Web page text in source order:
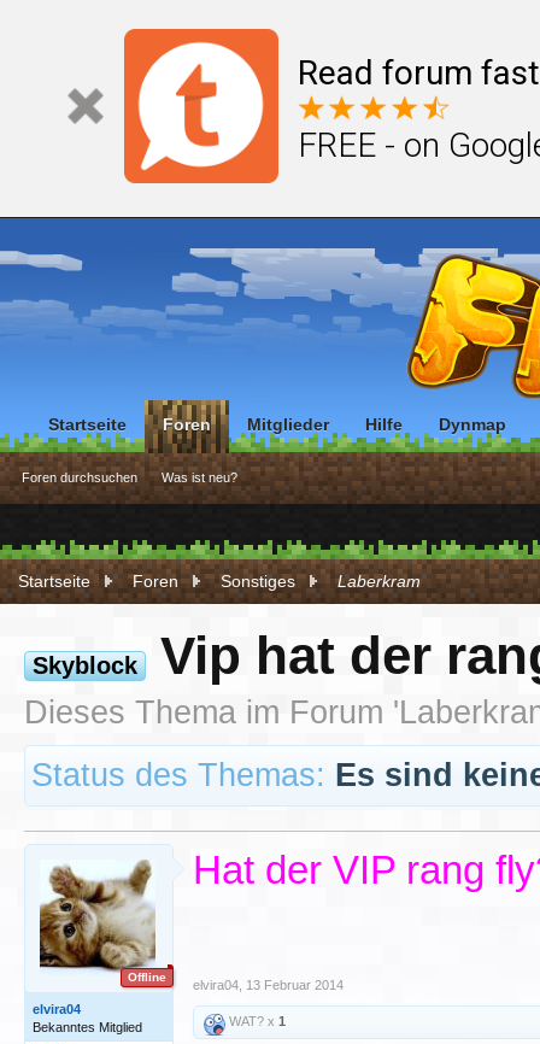
Read forum
FREE - on
Startseite Foren Sonstiges Laberkram
Skyblock Vip hat der
Dieses Thema im Forum '
Status des Themas: Es sind
Offline
elvira04
Bekanntes Mitglied
Hat der VIP rang
elvira04 13 Februar 2014
WAT? x 1
Startseite Foren
Foren durchsuchen Was ist neu?
Mitglieder Hilfe Dynmap